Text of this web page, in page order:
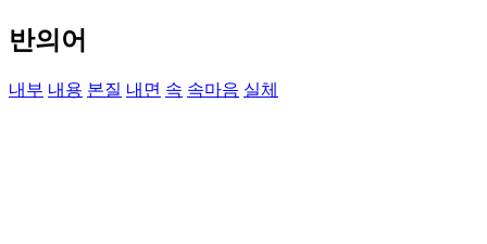
반의어
내부 내용 본질 내면 속 속마음 실체